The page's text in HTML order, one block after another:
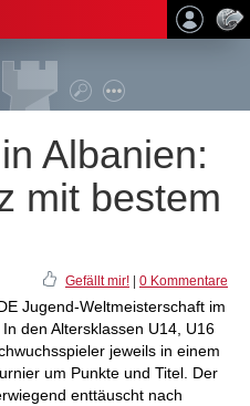
Albanien:
mit bestem
Gefällt mir! 0 Kommentare
Jugend-Weltmeisterschaft im
den Altersklassen U14, U16
jeweils in einem
um Punkte und Titel. Der
enttäuscht nach